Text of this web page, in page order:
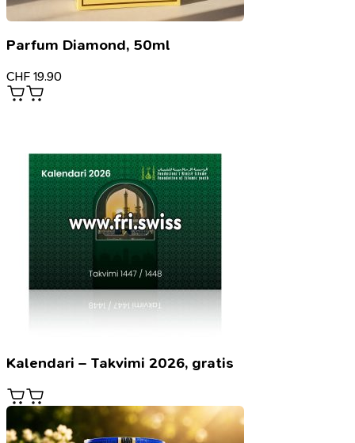
Parfum Diamond, 50ml
CHF 19.90
Kalendari – Takvimi 2026, gratis